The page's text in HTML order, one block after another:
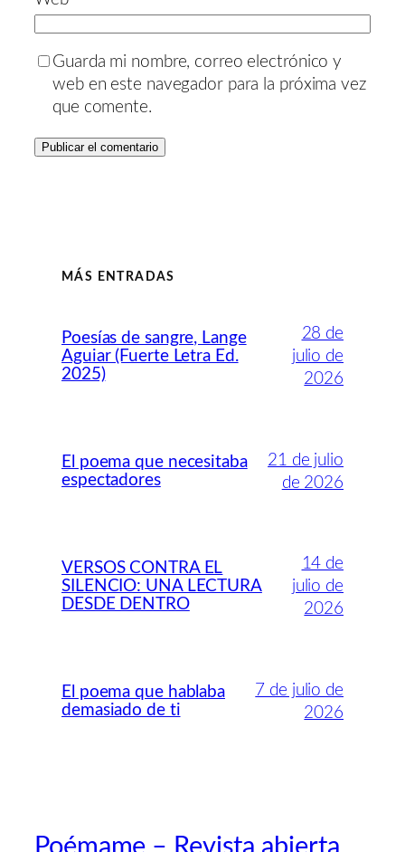
Guarda mi nombre, correo electrónico y
web en este navegador para la próxima vez
que comente.
MÁS ENTRADAS
Poesías de sangre, Lange
Aguiar (Fuerte Letra Ed.
2025)
28 de
julio de
2026
El poema que necesitaba
espectadores
21 de julio
de 2026
VERSOS CONTRA EL
SILENCIO: UNA LECTURA
DESDE DENTRO
14 de
julio de
2026
El poema que hablaba
demasiado de ti
7 de julio de
2026
Poémame – Revista abierta